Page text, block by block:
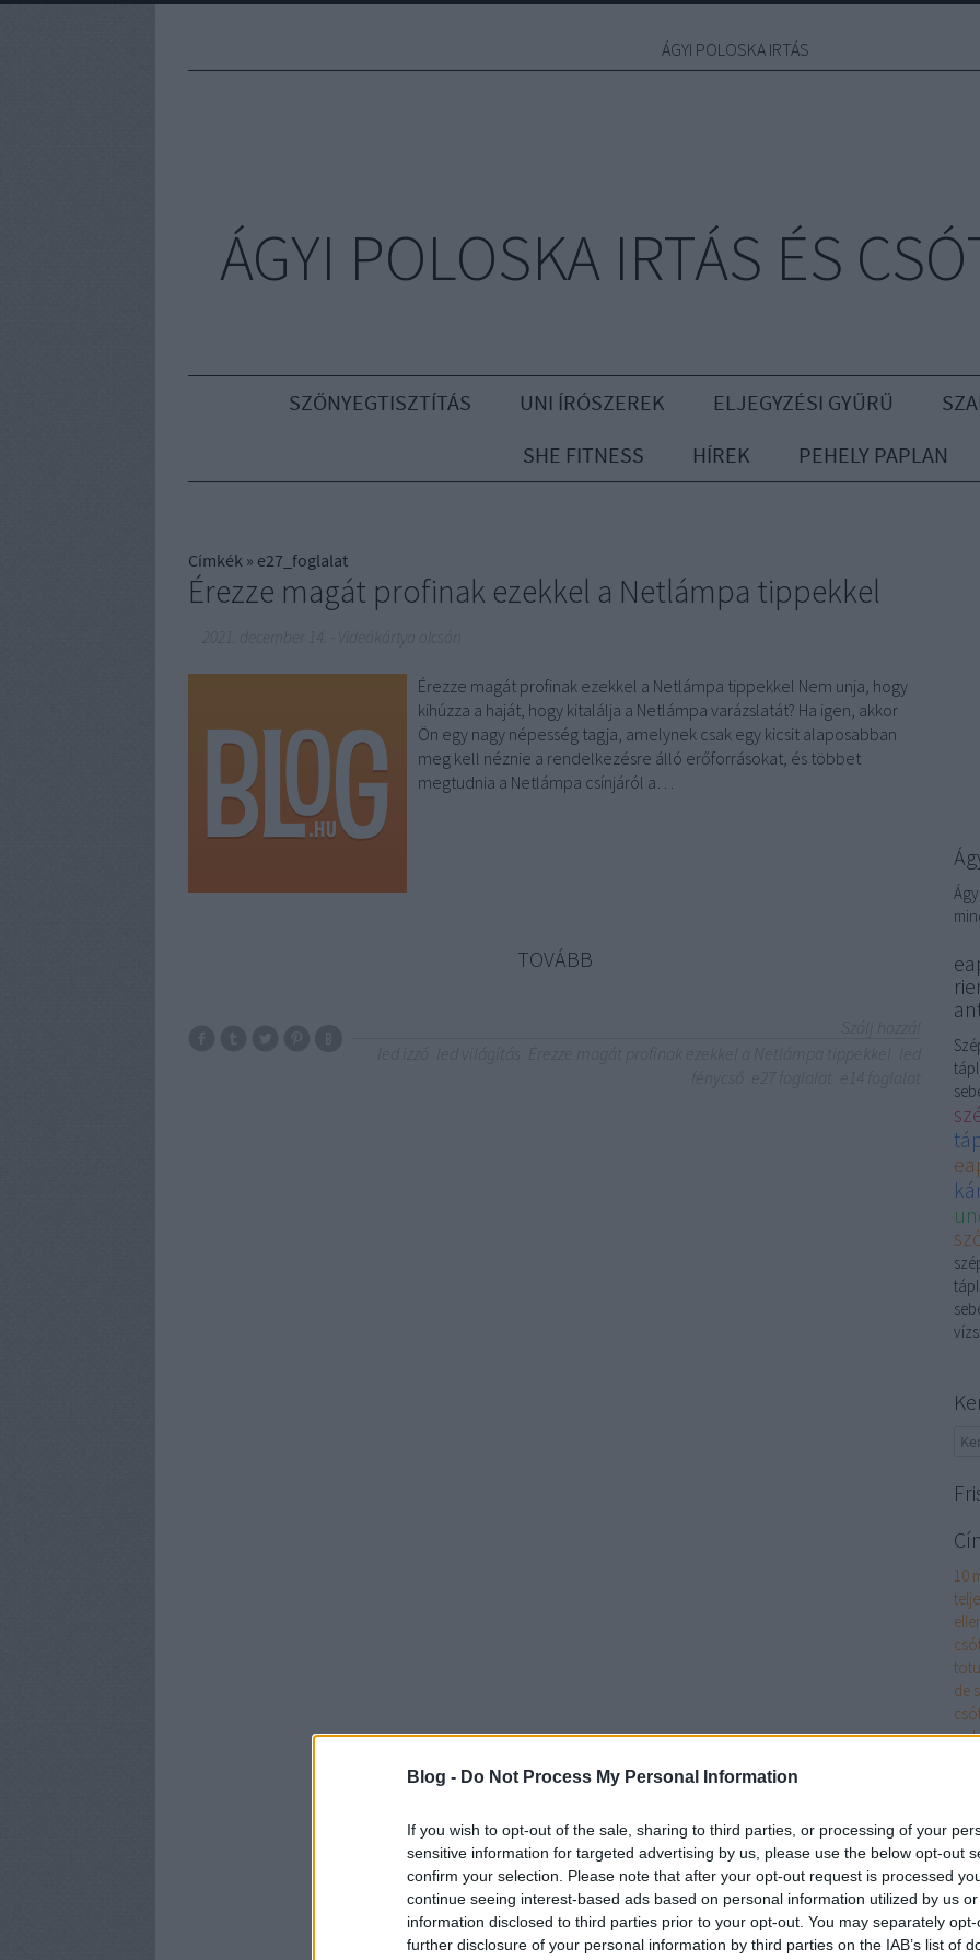
Blog - Do Not Process My Personal Information
If you wish to opt-out of the sale, sharing to third parties, or processing of your
sensitive information for targeted advertising by us, please use the below opt-out
confirm your selection. Please note that after your opt-out request is processed
continue seeing interest-based ads based on personal information utilized by us
information disclosed to third parties prior to your opt-out. You may separately
further disclosure of your personal information by third parties on the IAB’s list of
ÁGYI POLOSKA IRTÁS
ÁGYI POLOSKA IRTÁS ÉS
SZŐNYEGTISZTÍTÁS UNI ÍRÓSZEREK ELJEGYZÉSI GYŰRŰ
SHE FITNESS
HÍREK PEHELY PAPLAN
Címkék » e27_foglalat
Érezze magát profinak ezekkel a Netlámpa tippekkel
Érezze magát profinak ezekkel a Netlámpa tippekkel Nem unja, hogy
kihúzza a haját, hogy kitalálja a Netlámpa varázslatát? Ha igen, akkor
Ön egy nagy népesség tagja, amelynek csak egy kicsit alaposabban
meg kell néznie a rendelkezésre álló erőforrásokat, és többet
megtudnia a Netlámpa csínjáról a…
TOVÁBB
10
de
és